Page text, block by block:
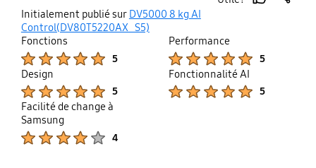
Initialement publié sur DV5000 8 kg AI
Control(DV80T5220AX_S5)
Fonctions
5
Performance
5
Design
5
Fonctionnalité AI
5
Facilité de change à
Samsung
4